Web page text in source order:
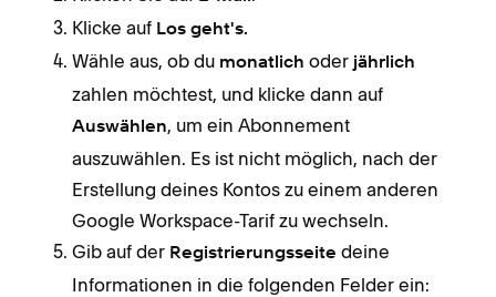
Klicke auf Los geht's.
Wähle aus, ob du monatlich oder jährlich
zahlen möchtest, und klicke dann auf
Auswählen, um ein Abonnement
auszuwählen. Es ist nicht möglich, nach der
Erstellung deines Kontos zu einem anderen
Google Workspace-Tarif zu wechseln.
Gib auf der Registrierungsseite deine
Informationen in die folgenden Felder ein: